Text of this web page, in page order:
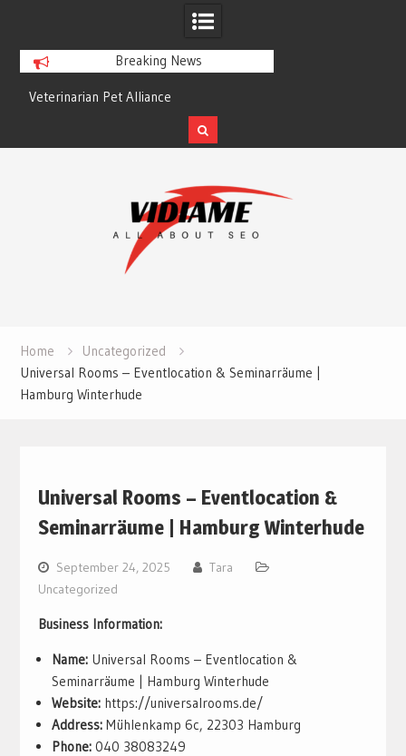
Breaking News
Veterinarian Pet Alliance
Home
Uncategorized
Universal Rooms – Eventlocation & Seminarräume |
Hamburg Winterhude
Universal Rooms – Eventlocation &
Seminarräume | Hamburg Winterhude
September 24, 2025
Tara
Uncategorized
Business Information:
Name:Universal Rooms – Eventlocation &
Seminarräume | Hamburg Winterhude
Website:https://universalrooms.de/
Address:Mühlenkamp 6c, 22303 Hamburg
Phone:040 38083249